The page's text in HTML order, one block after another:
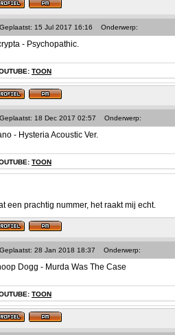
Geplaatst: 15 Jul 2017 16:16 Onderwerp:
- Psychopathic.
TOON
Geplaatst: 18 Dec 2017 02:57 Onderwerp:
- Hysteria Acoustic Ver.
TOON
een prachtig nummer, het raakt mij echt.
Geplaatst: 28 Jan 2018 18:37 Onderwerp:
Dogg - Murda Was The Case
TOON